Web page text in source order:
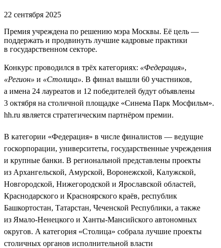
22 сентября 2025
Премия учреждена по решению мэра Москвы. Её цель —
поддержать и продвинуть лучшие кадровые практики
в государственном секторе.
Конкурс проводился в трёх категориях: «Федерация»,
«Регион» и «Столица». В финал вышли 60 участников,
а имена 24 лауреатов и 12 победителей будут объявлены
3 октября на столичной площадке «Синема Парк Мосфильм».
hh.ru является стратегическим партнёром премии.
В категории «Федерация» в числе финалистов — ведущие
госкорпорации, университеты, государственные учреждения
и крупные банки. В региональной представлены проекты
из Архангельской, Амурской, Воронежской, Калужской,
Новгородской, Нижегородской и Ярославской областей,
Краснодарского и Красноярского краёв, республик
Башкортостан, Татарстан, Чеченской Республики, а также
из Ямало-Ненецкого и Ханты-Мансийского автономных
округов. А категория «Столица» собрала лучшие проекты
столичных органов исполнительной власти